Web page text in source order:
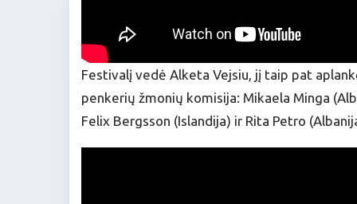
Festivalį vedė Alketa Vejsiu, jį taip pat
penkerių žmonių komisija: Mikaela Minga
Felix Bergsson (Islandija) ir Rita Petro